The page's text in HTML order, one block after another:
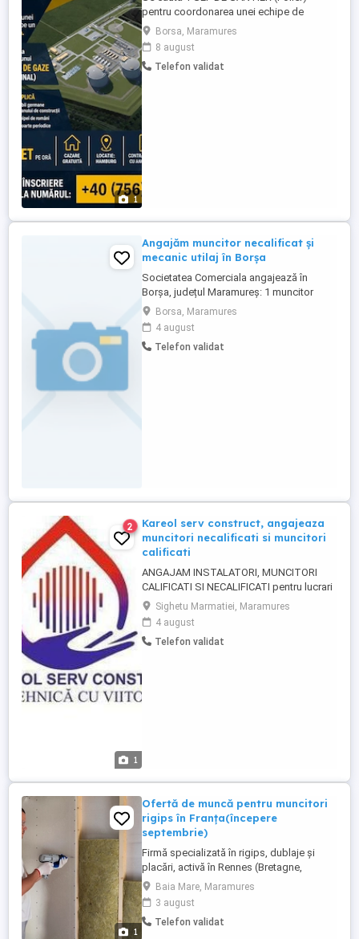
1
pentru coordonarea unei echipe de
români de pe un santier din Germania. Se
lucreaza la constructia unui Terminal de
gaze (LNG Terminal). Atributiile implica
cunoasterea limbii germane pentru citirea
Borsa, Maramures
8 august
Telefon validat
Angajăm muncitor necalificat și
mecanic utilaj în Borșa
Societatea Comerciala angajează în
Borșa, județul Maramureș: 1 muncitor
necalificat la întreținerea de drumuri,
șosele, poduri și baraje, ; 1 mecanic utilaj,
Studii minime: studii gimnaziale școală
generală. Pentru detalii și programarea
Borsa, Maramures
4 august
Telefon validat
1
2
Kareol serv construct, angajeaza
muncitori necalificati si muncitori
calificati
ANGAJAM INSTALATORI, MUNCITORI
CALIFICATI SI NECALIFICATI pentru lucrari
in instalatii apa si gaz. KAREOL SERV
CONSTRUCT din Baia Mare iti propune un
mediu de lucru ofertant, stabil, cu
posibilitatea calificarii si avansarii
Sighetu Marmatiei, Maramures
4 august
Telefon validat
1
Ofertă de muncă pentru muncitori
rigips în Franța(începere
septembrie)
Firmă specializată în rigips, dublaje și
placări, activă în Rennes (Bretagne,
Franța), angajează personal cu experiență
în Franța, pentru colaborare stabilă și pe
termen lung. Începere în septembrie.
Oferim: * Contract de muncă legal în
Baia Mare, Maramures
3 august
Telefon validat